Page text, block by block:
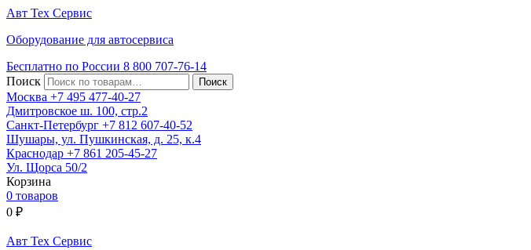
Авт Тех Сервис
Оборудование для автосервиса
Бесплатно по России 8 800 707-76-14
Поиск
Москва +7 495 477-40-27
Дмитровское ш. 100, стр.2
Санкт-Петербург +7 812 607-40-52
Шушары, ул. Пушкинская, д. 25, к.4
Краснодар +7 861 205-45-27
Ул. Щорса 50/2
Корзина
0 товаров
0 ₽
Авт Тех Сервис